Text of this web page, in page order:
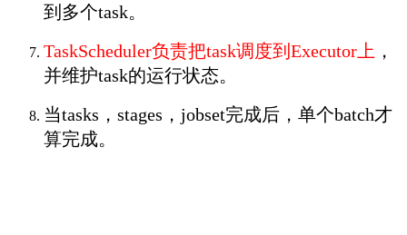
到多个task。
TaskScheduler负责把task调度到Executor上 ，
并维护task的运行状态。
当tasks，stages，jobset完成后，单个batch才
算完成。